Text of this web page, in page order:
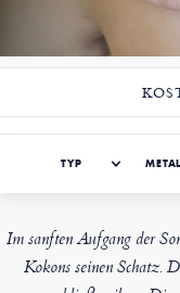
TYP
Im sanften Aufgang der
Kokons seinen Schatz.